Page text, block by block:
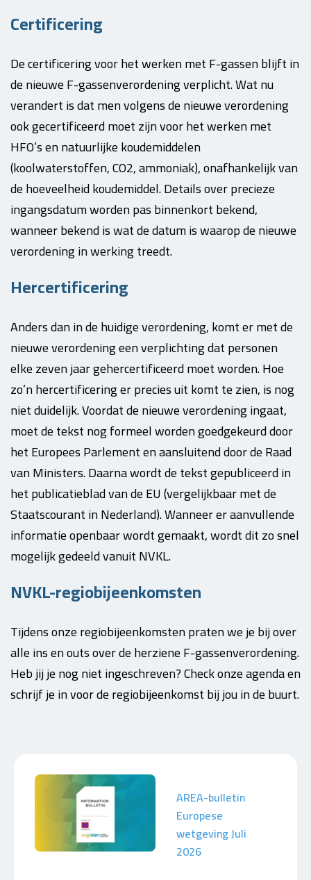
Certificering
De certificering voor het werken met F-gassen blijft in
de nieuwe F-gassenverordening verplicht. Wat nu
verandert is dat men volgens de nieuwe verordening
ook gecertificeerd moet zijn voor het werken met
HFO’s en natuurlijke koudemiddelen
(koolwaterstoffen, CO2, ammoniak), onafhankelijk van
de hoeveelheid koudemiddel. Details over precieze
ingangsdatum worden pas binnenkort bekend,
wanneer bekend is wat de datum is waarop de nieuwe
verordening in werking treedt.
Hercertificering
Anders dan in de huidige verordening, komt er met de
nieuwe verordening een verplichting dat personen
elke zeven jaar gehercertificeerd moet worden. Hoe
zo’n hercertificering er precies uit komt te zien, is nog
niet duidelijk. Voordat de nieuwe verordening ingaat,
moet de tekst nog formeel worden goedgekeurd door
het Europees Parlement en aansluitend door de Raad
van Ministers. Daarna wordt de tekst gepubliceerd in
het publicatieblad van de EU (vergelijkbaar met de
Staatscourant in Nederland). Wanneer er aanvullende
informatie openbaar wordt gemaakt, wordt dit zo snel
mogelijk gedeeld vanuit NVKL.
NVKL-regiobijeenkomsten
Tijdens onze regiobijeenkomsten praten we je bij over
alle ins en outs over de herziene F-gassenverordening.
Heb jij je nog niet ingeschreven? Check onze agenda en
schrijf je in voor de regiobijeenkomst bij jou in de buurt.
AREA-bulletin
Europese
wetgeving Juli
2026